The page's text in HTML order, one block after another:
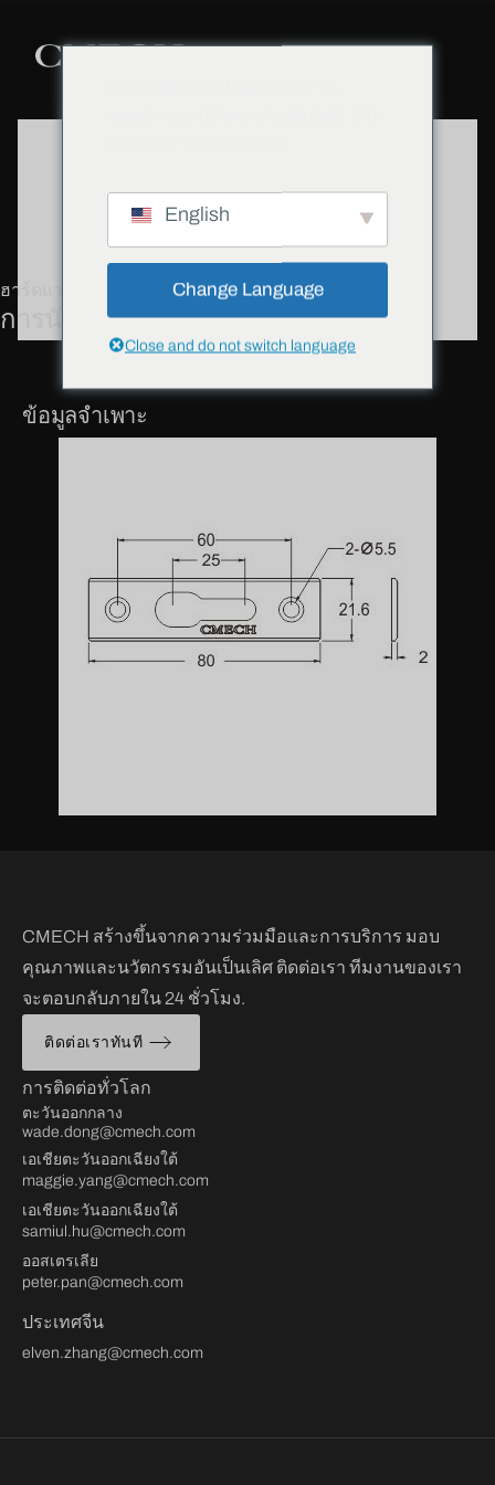
ฮาร์ดแวร์
การนัดหยุดงาน
ข้อมูลจำเพาะ
CMECH สร้างขึ้นจากความร่วมมือและการบริการ มอบ
คุณภาพและนวัตกรรมอันเป็นเลิศ ติดต่อเรา ทีมงานของเรา
จะตอบกลับภายใน 24 ชั่วโมง.
ติดต่อเราทันที
การติดต่อทั่วโลก
ตะวันออกกลาง
wade.dong@cmech.com
เอเชียตะวันออกเฉียงใต้
maggie.yang@cmech.com
เอเชียตะวันออกเฉียงใต้
samiul.hu@cmech.com
ออสเตรเลีย
peter.pan@cmech.com
ประเทศจีน
elven.zhang@cmech.com
English
Change Language
Close and do not switch language